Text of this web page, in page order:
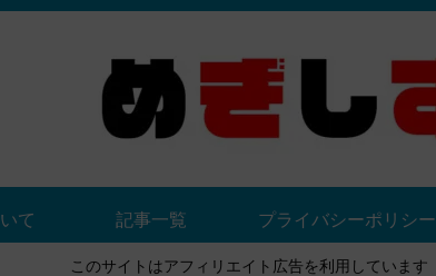
て 記事一覧 プライバシーポリシー
このサイトはアフィリエイト広告を利用しています